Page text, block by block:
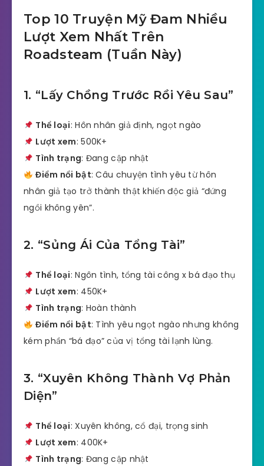
Top 10 Truyện Mỹ Đam Nhiều
Lượt Xem Nhất Trên
Roadsteam (Tuần Này)
1. “Lấy Chồng Trước Rồi Yêu Sau”
Thể loại: Hôn nhân giả định, ngọt ngào
Lượt xem: 500K+
Tình trạng: Đang cập nhật
Điểm nổi bật: Câu chuyện tình yêu từ hôn
nhân giả tạo trở thành thật khiến độc giả “đứng
ngồi không yên”.
2. “Sủng Ái Của Tổng Tài”
Thể loại: Ngôn tình, tổng tài công x bá đạo thụ
Lượt xem: 450K+
Tình trạng: Hoàn thành
Điểm nổi bật: Tình yêu ngọt ngào nhưng không
kém phần “bá đạo” của vị tổng tài lạnh lùng.
3. “Xuyên Không Thành Vợ Phản
Diện”
Thể loại: Xuyên không, cổ đại, trọng sinh
Lượt xem: 400K+
Tình trạng: Đang cập nhật